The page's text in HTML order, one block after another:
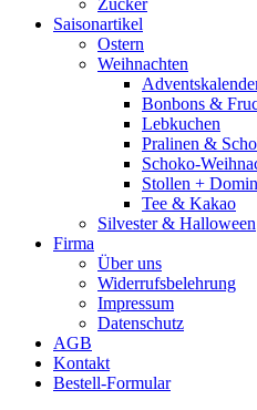
Zucker
Saisonartikel
Ostern
Weihnachten
Bonbons &
Lebkuchen
Pralinen &
Schoko-
Stollen +
Tee & Kakao
Silvester & Halloween
Firma
Über uns
Widerrufsbelehrung
Impressum
Datenschutz
AGB
Kontakt
Bestell-Formular